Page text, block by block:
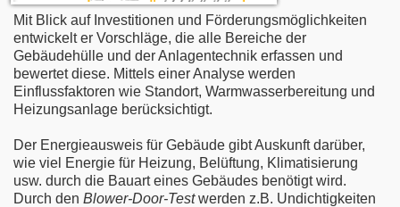
Mit Blick auf Investitionen und Förderungsmöglichkeiten
entwickelt er Vorschläge, die alle Bereiche der
Gebäudehülle und der Anlagentechnik erfassen und
bewertet diese. Mittels einer Analyse werden
Einflussfaktoren wie Standort, Warmwasserbereitung und
Heizungsanlage berücksichtigt.
Der Energieausweis für Gebäude gibt Auskunft darüber,
wie viel Energie für Heizung, Belüftung, Klimatisierung
usw. durch die Bauart eines Gebäudes benötigt wird.
Durch den Blower-Door-Testwerden z.B. Undichtigkeiten